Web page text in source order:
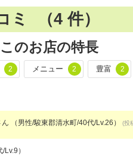
ミ （4 件）
のお店の特長
2 メニュー 2 豊富 2
ん （男性/駿東郡清水町/40代/Lv.26） (投
）